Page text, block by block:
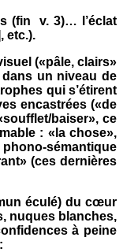
(fin
v. 3)… l’éclat
etc.).
(«pâle, clairs»
un niveau de
qui s’étirent
encastrées («de
baiser», ce
: «la chose»,
phono-sémantique
(ces dernières
éculé) du cœur
nuques blanches,
à peine